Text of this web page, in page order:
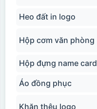
Heo đất in logo
Hộp cơm văn phòng
Hộp đựng name card
Áo đồng phục
Khăn thêu logo